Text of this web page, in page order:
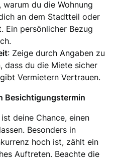
warum du die Wohnung
an dem Stadtteil oder
Ein persönlicher Bezug
: Zeige durch Angaben zu
dass du die Miete sicher
Vermietern Vertrauen.
Besichtigungstermin
deine Chance, einen
Besonders in
hoch ist, zählt ein
Auftreten. Beachte die